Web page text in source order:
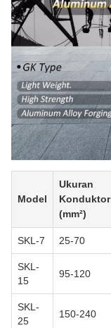
Model
Ukuran
Konduktor
(mm²)
SKL-7 25-70
SKL-
15
95-120
SKL-
25
150-240